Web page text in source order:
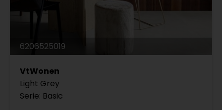
6206525019
VtWonen
Light Grey
Serie: Basic